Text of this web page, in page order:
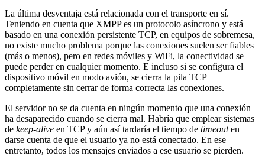
La última desventaja está relacionada con el transporte en sí.
Teniendo en cuenta que XMPP es un protocolo asíncrono y está
basado en una conexión persistente TCP, en equipos de sobremesa,
no existe mucho problema porque las conexiones suelen ser fiables
(más o menos), pero en redes móviles y WiFi, la conectividad se
puede perder en cualquier momento. E incluso si se configura el
dispositivo móvil en modo avión, se cierra la pila TCP
completamente sin cerrar de forma correcta las conexiones.
El servidor no se da cuenta en ningún momento que una conexión
ha desaparecido cuando se cierra mal. Habría que emplear sistemas
de keep-alive en TCP y aún así tardaría el tiempo de timeouten
darse cuenta de que el usuario ya no está conectado. En ese
entretanto, todos los mensajes enviados a ese usuario se pierden.